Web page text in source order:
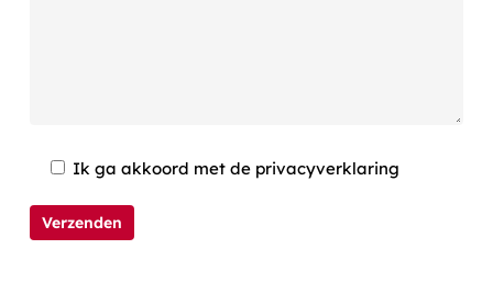
Ik ga akkoord met de privacyverklaring